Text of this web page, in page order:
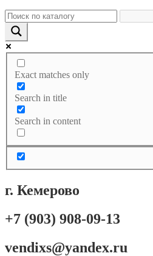
Exact matches only
Search in title
Search in content
г. Кемерово
+7 (903) 908-09-13
vendixs@yandex.ru